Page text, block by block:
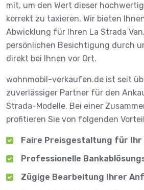
mit, um den Wert dieser
korrekt zu taxieren. Wir bieten
Abwicklung für Ihren La Strada
persönlichen Besichtigung durch
direkt bei Ihnen vor Ort.
wohnmobil-verkaufen.de ist seit
zuverlässiger Partner für den
Strada-Modelle. Bei einer
profitieren Sie von folgenden
Faire Preisgestaltung für
Professionelle
Zügige Bearbeitung Ihrer